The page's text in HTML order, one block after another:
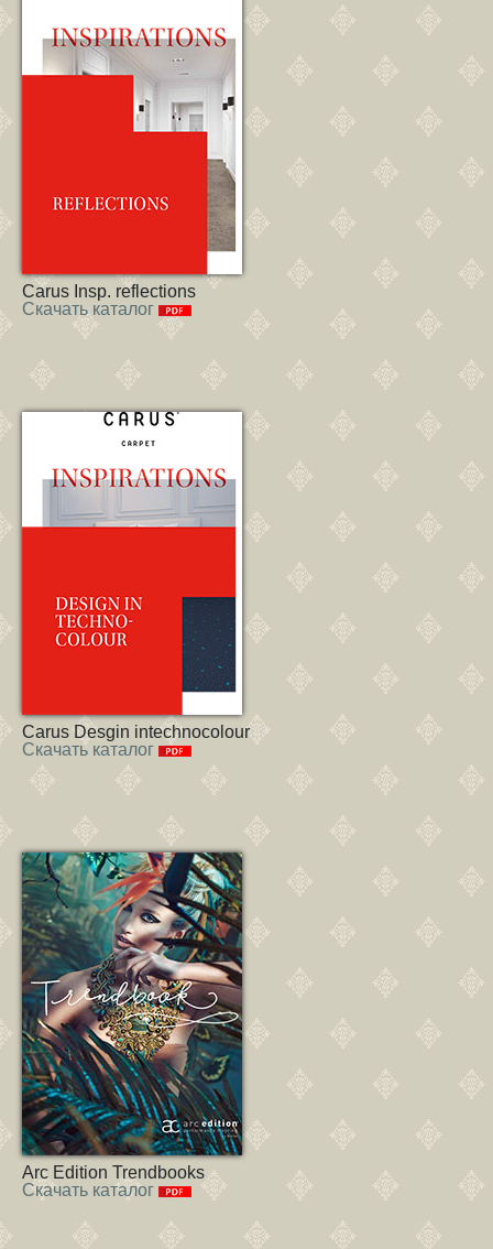
Carus Insp. reflections
Скачать каталог
Carus Desgin intechnocolour
Скачать каталог
Arc Edition Trendbooks
Скачать каталог